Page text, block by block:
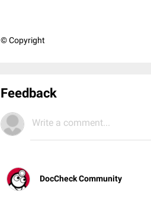
© Copyright
Feedback
Write a comment...
DocCheck Community